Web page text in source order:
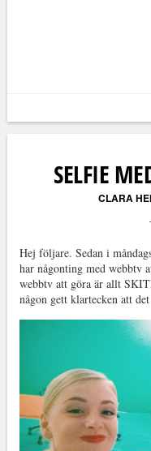
SELFIE
CLARA
Hej följare. Sedan i
har någonting med webbtv
webbtv att göra är allt
någon gett klartecken att